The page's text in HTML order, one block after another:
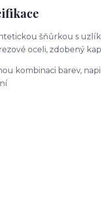
šňůrkou s
oceli, zdobený
kombinaci barev,